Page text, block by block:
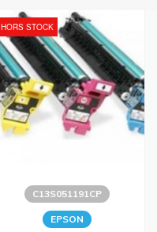
HORS STOCK
C13S051191CP
EPSON